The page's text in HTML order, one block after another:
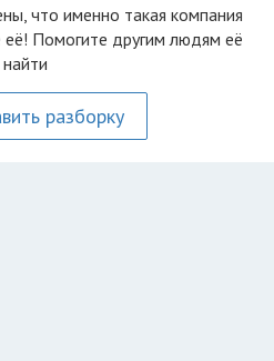
что именно такая компания
её! Помогите другим людям её
найти
разборку